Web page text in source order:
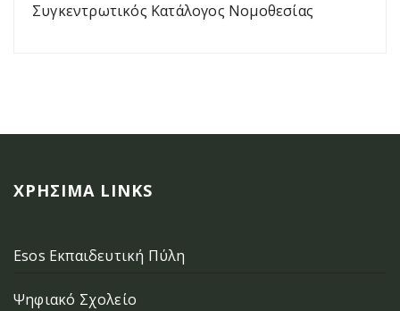
Συγκεντρωτικός Κατάλογος Νομοθεσίας
ΧΡΉΣΙΜΑ LINKS
Esos Εκπαιδευτική Πύλη
Ψηφιακό Σχολείο